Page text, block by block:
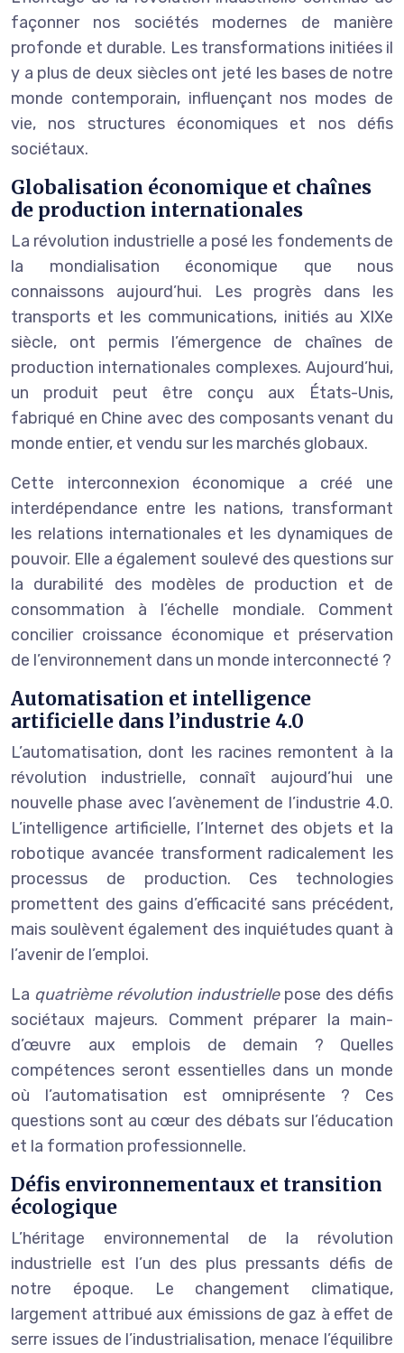
façonner nos sociétés modernes de manière
profonde et durable. Les transformations initiées il
y a plus de deux siècles ont jeté les bases de notre
monde contemporain, influençant nos modes de
vie, nos structures économiques et nos défis
sociétaux.
Globalisation économique et chaînes
de production internationales
La révolution industrielle a posé les fondements de
la mondialisation économique que nous
connaissons aujourd’hui. Les progrès dans les
transports et les communications, initiés au XIXe
siècle, ont permis l’émergence de chaînes de
production internationales complexes. Aujourd’hui,
un produit peut être conçu aux États-Unis,
fabriqué en Chine avec des composants venant du
monde entier, et vendu sur les marchés globaux.
Cette interconnexion économique a créé une
interdépendance entre les nations, transformant
les relations internationales et les dynamiques de
pouvoir. Elle a également soulevé des questions sur
la durabilité des modèles de production et de
consommation à l’échelle mondiale. Comment
concilier croissance économique et préservation
de l’environnement dans un monde interconnecté ?
Automatisation et intelligence
artificielle dans l’industrie 4.0
L’automatisation, dont les racines remontent à la
révolution industrielle, connaît aujourd’hui une
nouvelle phase avec l’avènement de l’industrie 4.0.
L’intelligence artificielle, l’Internet des objets et la
robotique avancée transforment radicalement les
processus de production. Ces technologies
promettent des gains d’efficacité sans précédent,
mais soulèvent également des inquiétudes quant à
l’avenir de l’emploi.
La quatrième révolution industriellepose des défis
sociétaux majeurs. Comment préparer la main-
d’œuvre aux emplois de demain ? Quelles
compétences seront essentielles dans un monde
où l’automatisation est omniprésente ? Ces
questions sont au cœur des débats sur l’éducation
et la formation professionnelle.
Défis environnementaux et transition
écologique
L’héritage environnemental de la révolution
industrielle est l’un des plus pressants défis de
notre époque. Le changement climatique,
largement attribué aux émissions de gaz à effet de
serre issues de l’industrialisation, menace l’équilibre